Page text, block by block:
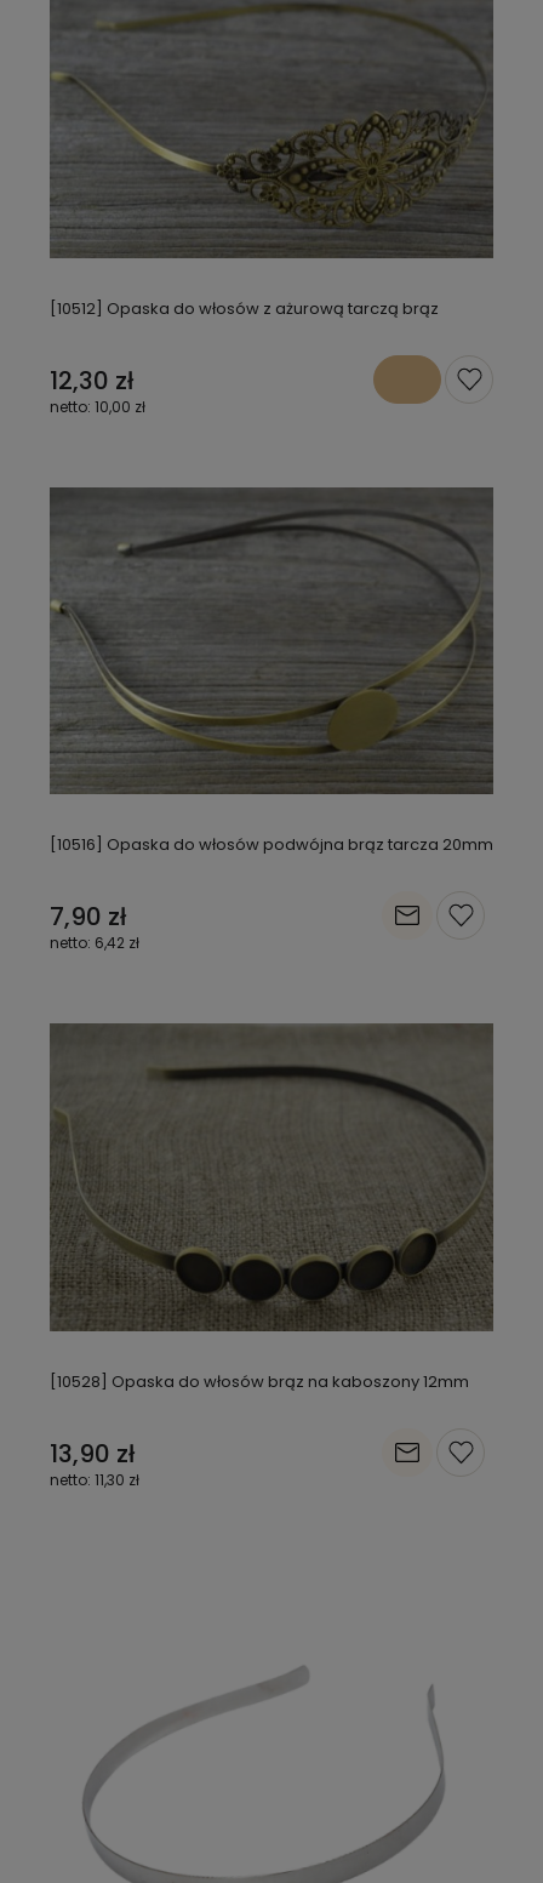
[10512] Opaska do włosów z ażurową tarczą brąz
12,30 zł
10,00 zł
[10516] Opaska do włosów podwójna brąz tarcza 20mm
7,90 zł
6,42 zł
[10528] Opaska do włosów brąz na kaboszony 12mm
13,90 zł
11,30 zł